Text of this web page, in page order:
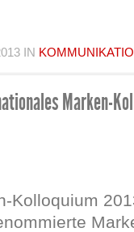
IN
Marken-
Kolloquium